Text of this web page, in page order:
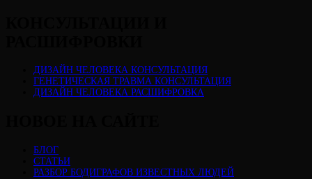
ДИЗАЙН ЧЕЛОВЕКА КОНСУЛЬТАЦИЯ
ГЕНЕТИЧЕСКАЯ ТРАВМА КОНСУЛЬТАЦИЯ
ДИЗАЙН ЧЕЛОВЕКА РАСШИФРОВКА
БЛОГ
СТАТЬИ
РАЗБОР БОДИГРАФОВ ИЗВЕСТНЫХ ЛЮДЕЙ